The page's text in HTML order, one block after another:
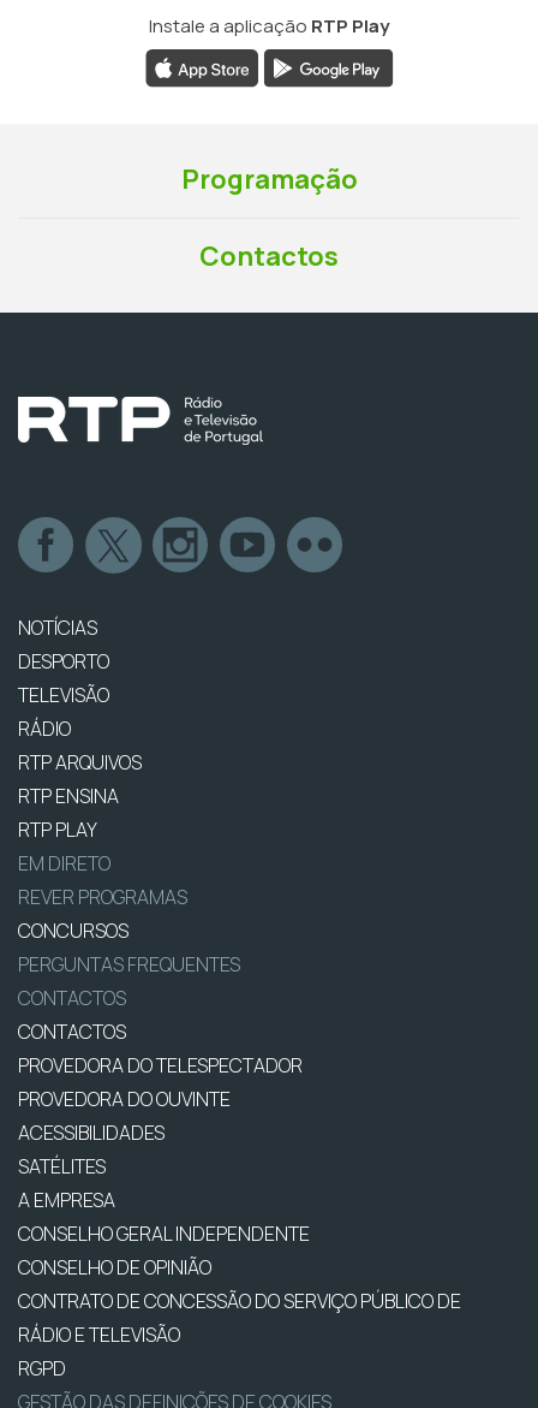
Instale a aplicação RTP Play
Programação
Contactos
NOTÍCIAS
DESPORTO
TELEVISÃO
RÁDIO
RTP ARQUIVOS
RTP ENSINA
RTP PLAY
EM DIRETO
REVER PROGRAMAS
CONCURSOS
PERGUNTAS FREQUENTES
CONTACTOS
CONTACTOS
PROVEDORA DO TELESPECTADOR
PROVEDORA DO OUVINTE
ACESSIBILIDADES
SATÉLITES
A EMPRESA
CONSELHO GERAL INDEPENDENTE
CONSELHO DE OPINIÃO
CONTRATO DE CONCESSÃO DO SERVIÇO PÚBLICO DE
RÁDIO E TELEVISÃO
RGPD
GESTÃO DAS DEFINIÇÕES DE COOKIES